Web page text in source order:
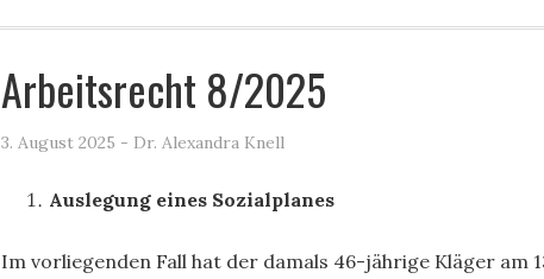
Arbeitsrecht 8/2025
3. August 2025 - Dr. Alexandra Knell
Auslegung eines Sozialplanes
Im vorliegenden Fall hat der damals 46-jährige Kläger am